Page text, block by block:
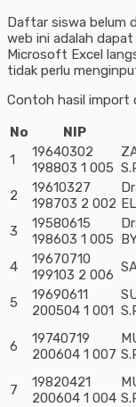
Daftar siswa belum
web ini adalah
Microsoft Excel
tidak perlu
Contoh hasil import
No
NIP
1
19640302
198803 1 005
2
19610327
198703 2 002
3
19580615
198603 1 005
4
19670710
199103 2 006
5
19690611
200504 1 001
6
19740719
200604 1 007
7
19820421
200604 1 004